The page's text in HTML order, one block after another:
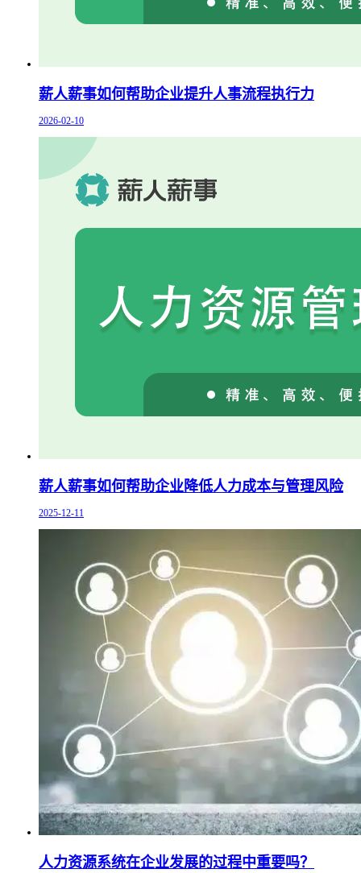
薪人薪事如何帮助企业提升人事流程执行力
2026-02-10
薪人薪事如何帮助企业降低人力成本与管理风险
2025-12-11
人力资源系统在企业发展的过程中重要吗？